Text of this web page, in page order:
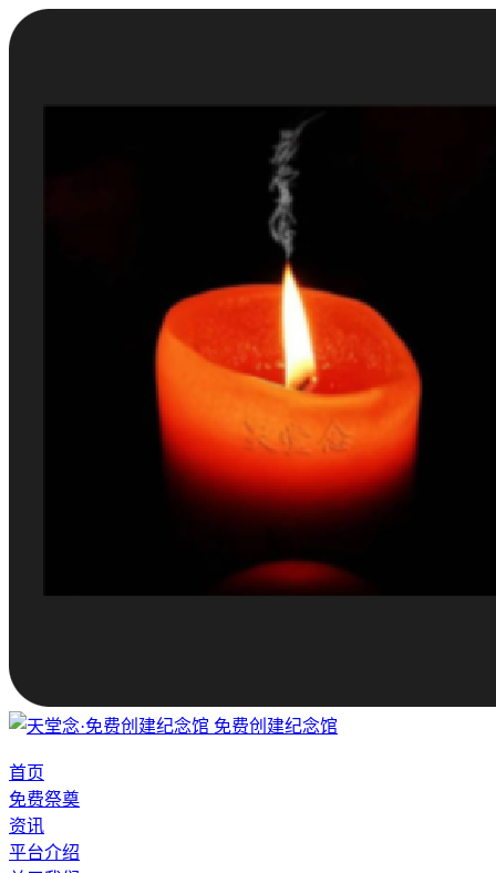
免费创建纪念馆
首页
免费祭奠
资讯
平台介绍